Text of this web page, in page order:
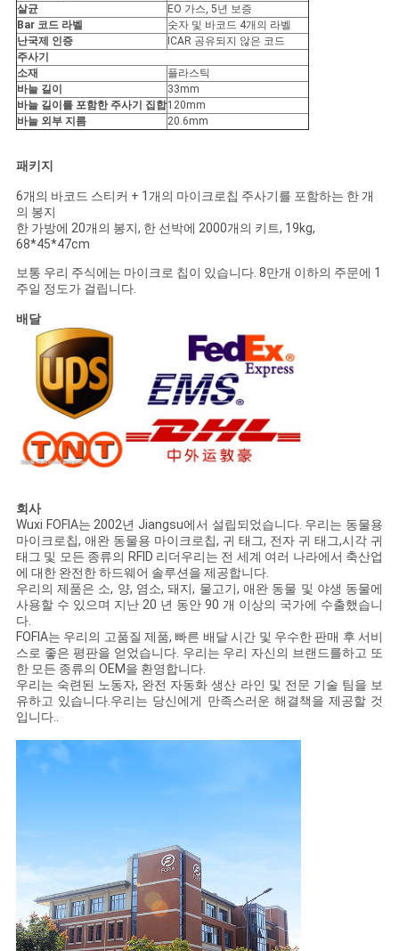
살균
EO 가스, 5년 보증
Bar 코드 라벨
숫자 및 바코드 4개의 라벨
난국제 인증
ICAR 공유되지 않은 코드
주사기
소재
플라스틱
바늘 길이
33mm
바늘 길이를 포함한 주사기 집합120mm
바늘 외부 지름
20.6mm
패키지
6개의 바코드 스티커 + 1개의 마이크로칩 주사기를 포함하는 한 개
의 봉지
한 가방에 20개의 봉지, 한 선박에 2000개의 키트, 19kg,
68*45*47cm
보통 우리 주식에는 마이크로 칩이 있습니다. 8만개 이하의 주문에 1
주일 정도가 걸립니다.
배달
회사
Wuxi FOFIA는 2002년 Jiangsu에서 설립되었습니다. 우리는 동물용
마이크로칩, 애완 동물용 마이크로칩, 귀 태그, 전자 귀 태그,시각 귀
태그 및 모든 종류의 RFID 리더우리는 전 세계 여러 나라에서 축산업
에 대한 완전한 하드웨어 솔루션을 제공합니다.
우리의 제품은 소, 양, 염소, 돼지, 물고기, 애완 동물 및 야생 동물에
사용할 수 있으며 지난 20 년 동안 90 개 이상의 국가에 수출했습니
다.
FOFIA는 우리의 고품질 제품, 빠른 배달 시간 및 우수한 판매 후 서비
스로 좋은 평판을 얻었습니다. 우리는 우리 자신의 브랜드를하고 또
한 모든 종류의 OEM을 환영합니다.
우리는 숙련된 노동자, 완전 자동화 생산 라인 및 전문 기술 팀을 보
유하고 있습니다.우리는 당신에게 만족스러운 해결책을 제공할 것
입니다..